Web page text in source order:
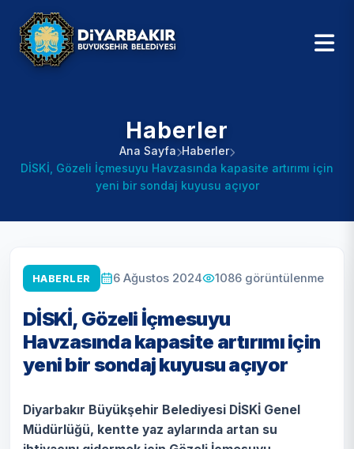
Haberler
Ana Sayfa Haberler
DİSKİ, Gözeli İçmesuyu Havzasında kapasite artırımı için
yeni bir sondaj kuyusu açıyor
HABERLER 6 Ağustos 2024 1086 görüntülenme
DİSKİ, Gözeli İçmesuyu
Havzasında kapasite artırımı için
yeni bir sondaj kuyusu açıyor
Diyarbakır Büyükşehir Belediyesi DİSKİ Genel
Müdürlüğü, kentte yaz aylarında artan su